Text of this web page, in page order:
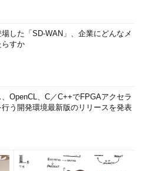
部のネットワークから切り離して
は、内部犯行や権限を持つユーザ
ものであることは最低限知ってお
に当たり、最も見落とされがちな
ーブル設計と、NAS（Network
した「SD-WAN」、企業にどんなメ
らすか
OpenCL、C／C++でFPGAアクセラ
行う開発環境最新版のリリースを発表